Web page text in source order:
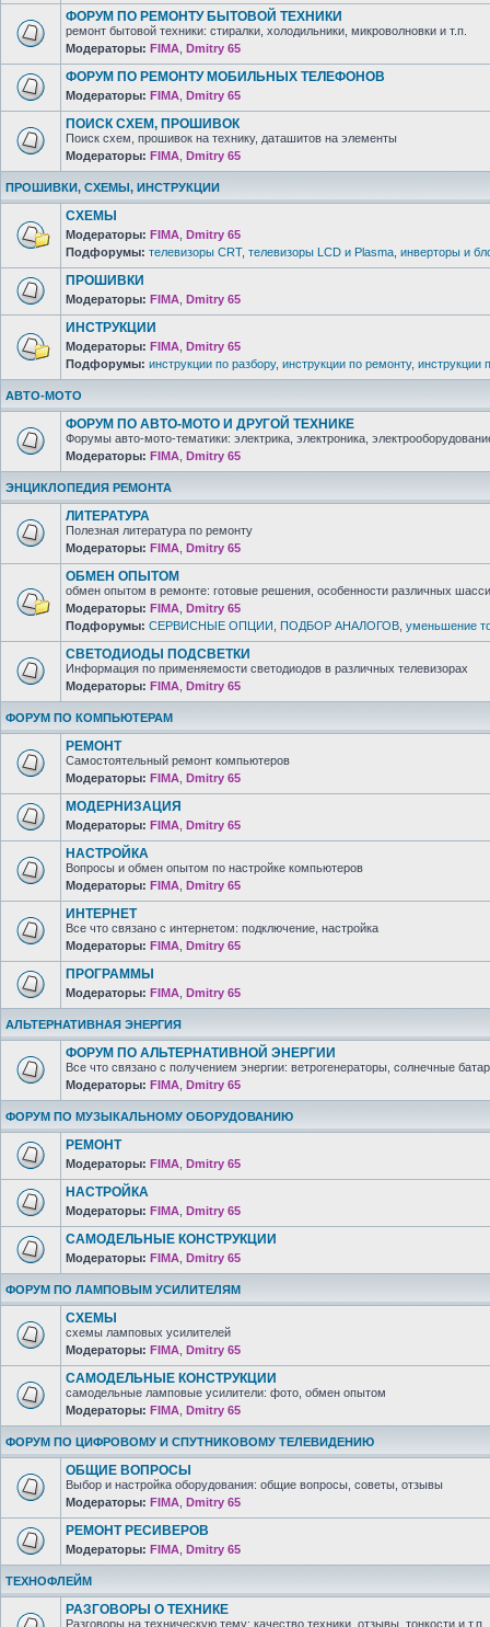
ФОРУМ ПО РЕМОНТУ БЫТОВОЙ ТЕХНИКИ
ремонт бытовой техники: стиралки, холодильники, микроволновки и т.п.
Модераторы: FIMA Dmitry 65
ФОРУМ ПО РЕМОНТУ МОБИЛЬНЫХ ТЕЛЕФОНОВ
Модераторы: FIMA Dmitry 65
ПОИСК СХЕМ, ПРОШИВОК
Поиск схем, прошивок на технику, даташитов на элементы
Модераторы: FIMA Dmitry 65
ПРОШИВКИ, СХЕМЫ, ИНСТРУКЦИИ
СХЕМЫ
Модераторы: FIMA Dmitry 65
Подфорумы: телевизоры CRT, телевизоры LCD и Plasma инверторы и
ПРОШИВКИ
Модераторы: FIMA Dmitry 65
ИНСТРУКЦИИ
Модераторы: FIMA Dmitry 65
Подфорумы: инструкции по разбору, инструкции по ремонту, инструкции
АВТО-МОТО
ФОРУМ ПО АВТО-МОТО И ДРУГОЙ ТЕХНИКЕ
Форумы авто-мото-тематики: электрика, электроника,
Модераторы: FIMA Dmitry 65
ЭНЦИКЛОПЕДИЯ РЕМОНТА
ЛИТЕРАТУРА
Полезная литература по ремонту
Модераторы: FIMA Dmitry 65
ОБМЕН ОПЫТОМ
обмен опытом в ремонте: готовые решения, особенности различных
Модераторы: FIMA Dmitry 65
Подфорумы: СЕРВИСНЫЕ ОПЦИИ ПОДБОР АНАЛОГОВ уменьшение
СВЕТОДИОДЫ ПОДСВЕТКИ
Информация по применяемости светодиодов в различных телевизорах
Модераторы: FIMA Dmitry 65
ФОРУМ ПО КОМПЬЮТЕРАМ
РЕМОНТ
Самостоятельный ремонт компьютеров
Модераторы: FIMA Dmitry 65
МОДЕРНИЗАЦИЯ
Модераторы: FIMA Dmitry 65
НАСТРОЙКА
Вопросы и обмен опытом по настройке компьютеров
Модераторы: FIMA Dmitry 65
ИНТЕРНЕТ
Все что связано с интернетом: подключение, настройка
Модераторы: FIMA Dmitry 65
ПРОГРАММЫ
Модераторы: FIMA Dmitry 65
АЛЬТЕРНАТИВНАЯ ЭНЕРГИЯ
ФОРУМ ПО АЛЬТЕРНАТИВНОЙ ЭНЕРГИИ
Все что связано с получением энергии: ветрогенераторы, солнечные
Модераторы: FIMA Dmitry 65
ФОРУМ ПО МУЗЫКАЛЬНОМУ ОБОРУДОВАНИЮ
РЕМОНТ
Модераторы: FIMA Dmitry 65
НАСТРОЙКА
Модераторы: FIMA Dmitry 65
САМОДЕЛЬНЫЕ КОНСТРУКЦИИ
Модераторы: FIMA Dmitry 65
ФОРУМ ПО ЛАМПОВЫМ УСИЛИТЕЛЯМ
СХЕМЫ
схемы ламповых усилителей
Модераторы: FIMA Dmitry 65
САМОДЕЛЬНЫЕ КОНСТРУКЦИИ
самодельные ламповые усилители: фото, обмен опытом
Модераторы: FIMA Dmitry 65
ФОРУМ ПО ЦИФРОВОМУ И СПУТНИКОВОМУ ТЕЛЕВИДЕНИЮ
ОБЩИЕ ВОПРОСЫ
Выбор и настройка оборудования: общие вопросы, советы, отзывы
Модераторы: FIMA Dmitry 65
РЕМОНТ РЕСИВЕРОВ
Модераторы: FIMA Dmitry 65
ТЕХНОФЛЕЙМ
РАЗГОВОРЫ О ТЕХНИКЕ
Разговоры на техническую тему: качество техники, отзывы, тонкости и т.п.